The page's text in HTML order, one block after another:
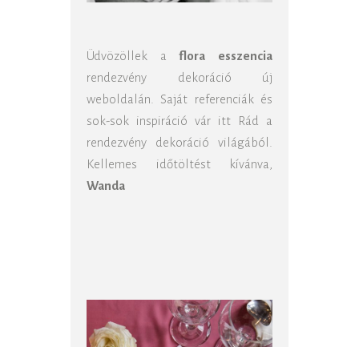
Üdvözöllek aflora esszencia
rendezvény dekoráció új
weboldalán. Saját referenciák és
sok-sok inspiráció vár itt Rád a
rendezvény dekoráció világából.
Kellemes időtöltést kívánva,
Wanda